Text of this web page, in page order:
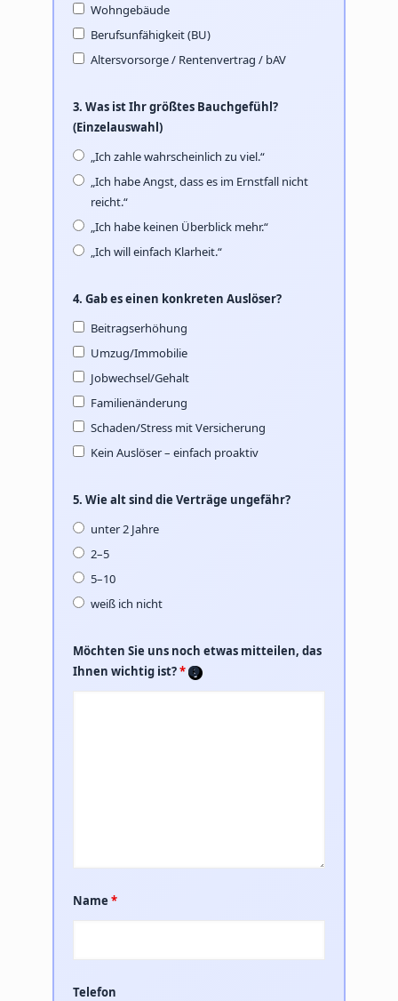
Wohngebäude
Berufsunfähigkeit (BU)
Altersvorsorge / Rentenvertrag / bAV
3. Was ist Ihr größtes Bauchgefühl?
(Einzelauswahl)
„Ich zahle wahrscheinlich zu viel.“
„Ich habe Angst, dass es im Ernstfall nicht
reicht.“
„Ich habe keinen Überblick mehr.“
„Ich will einfach Klarheit.“
4. Gab es einen konkreten Auslöser?
Beitragserhöhung
Umzug/Immobilie
Jobwechsel/Gehalt
Familienänderung
Schaden/Stress mit Versicherung
Kein Auslöser – einfach proaktiv
5. Wie alt sind die Verträge ungefähr?
unter 2 Jahre
2–5
5–10
weiß ich nicht
Möchten Sie uns noch etwas mitteilen, das
Ihnen wichtig ist?*
Name *
Telefon